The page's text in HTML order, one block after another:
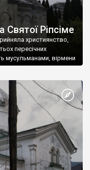
Святої Ріпсіме
християнство,
пересічних
мусульманами, вірмени